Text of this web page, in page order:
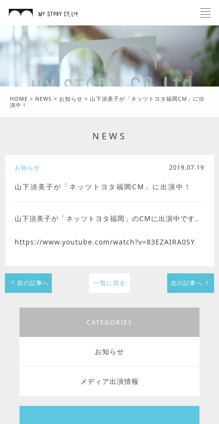
HOME > NEWS > お知らせ > 山下須美子が「ネッツトヨタ福岡CM」に出
演中！
NEWS
山下須美子が「ネッツトヨタ福岡CM」に出演中！
お知らせ 2019.07.19
山下須美子が「ネッツトヨタ福岡」のCMに出演中です。
https://www.youtube.com/watch?v=83EZAIRA0SY
一覧に戻る
前の記事へ 次の記事へ
CATEGORIES
お知らせ
メディア出演情報